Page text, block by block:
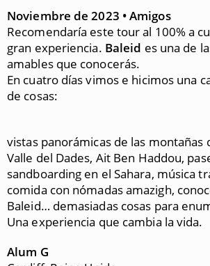
Noviembre de 2023 • Amigos
Recomendaría este tour al 100% a
gran experiencia. Baleid es una de
amables que conocerás.
En cuatro días vimos e hicimos una
de cosas:
vistas panorámicas de las montañas
Valle del Dades, Ait Ben Haddou,
sandboarding en el Sahara, música
comida con nómadas amazigh,
Baleid… demasiadas cosas para
Una experiencia que cambia la vida.
Alum G